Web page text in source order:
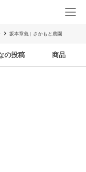
坂本章義 | さかもと農園
の投稿 商品